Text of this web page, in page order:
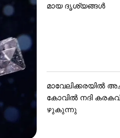
മായ ദൃശ്യങ്ങൾ
മാവേലിക്കരയിൽ
കോവിൽ നദി
ഴുകുന്നു